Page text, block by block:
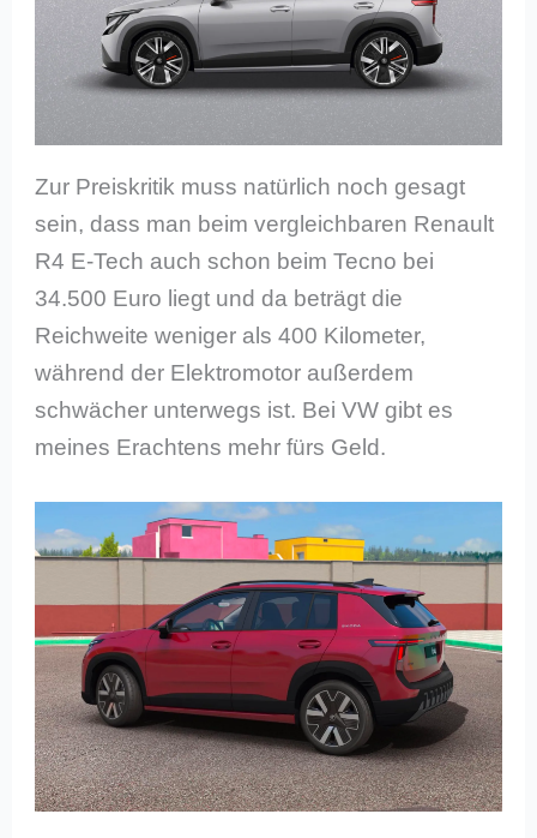
Zur Preiskritik muss natürlich noch gesagt
sein, dass man beim vergleichbaren Renault
R4 E-Tech auch schon beim Tecno bei
34.500 Euro liegt und da beträgt die
Reichweite weniger als 400 Kilometer,
während der Elektromotor außerdem
schwächer unterwegs ist. Bei VW gibt es
meines Erachtens mehr fürs Geld.